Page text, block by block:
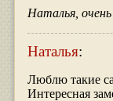
Наталья,
Наталья:
Люблю такие
Интересная